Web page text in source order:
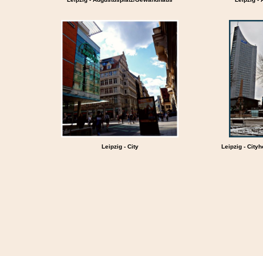
Leipzig - City Leipzig -